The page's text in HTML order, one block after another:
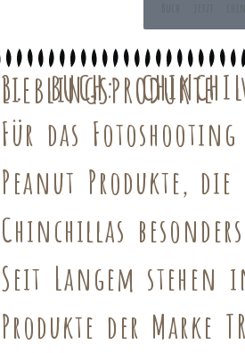
3. BUCH:
Für das
Peanut Produkte,
Chinchillas
Seit Langem stehen
Produkte der Marke